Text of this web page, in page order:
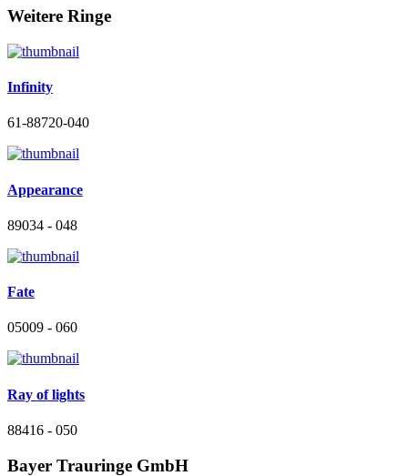
Weitere Ringe
Infinity
61-88720-040
Appearance
89034 - 048
Fate
05009 - 060
Ray of lights
88416 - 050
Bayer Trauringe GmbH